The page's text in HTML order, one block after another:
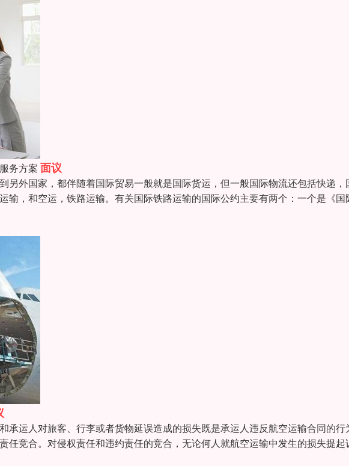
务方案 面议
另外国家，都伴随着国际贸易一般就是国际货运，但一般国际物流还包括快递，
输，和空运，铁路运输。有关国际铁路运输的国际公约主要有两个：一个是《国
承运人对旅客、行李或者货物延误造成的损失既是承运人违反航空运输合同的行
任竞合。对侵权责任和违约责任的竞合，无论何人就航空运输中发生的损失提起